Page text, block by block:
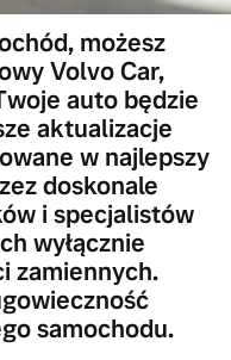
możesz
Volvo Car,
auto będzie
aktualizacje
w najlepszy
doskonale
i specjalistów
wyłącznie
zamiennych.
samochodu.